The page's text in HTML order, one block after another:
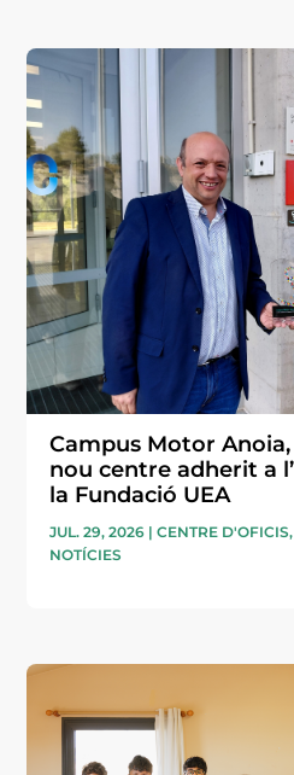
Campus Motor
nou centre adherit a
la Fundació UEA
JUL. 29, 2026 |CENTRE D'OFICIS,
NOTÍCIES